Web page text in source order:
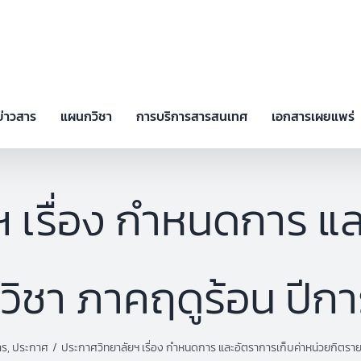
วสาร แผนกวิชา การบริการสารสนเทศ เอกสารเผยแพร่
รื่อง กำหนดการ แ
ชา ภาคฤดูร้อน ปีก
ประกาศ ประกาศวิทยาลัยฯ เรื่อง กำหนดการ และอัตราการเก็บค่าหน่วยกิตร